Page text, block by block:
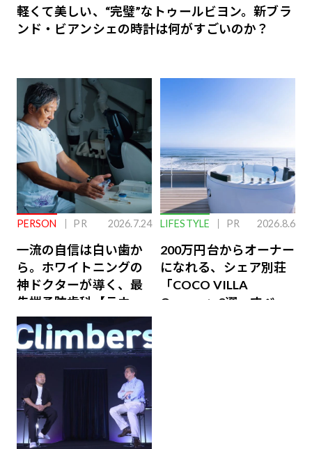
軽くて美しい、“完璧”なトゥールビヨン。新ブラ
ンド・ビアンシェの時計は何がすごいのか？
PERSON PR 2026.7.24
一流の自信は白い歯か
ら。ホワイトニングの
神ドクターが導く、最
先端予防歯科【ラウン
ジ会員特典あり】
LIFESTYLE PR 2026.8.6
200万円台からオーナー
になれる、シェア別荘
「COCO VILLA
Owners」3選。すべて